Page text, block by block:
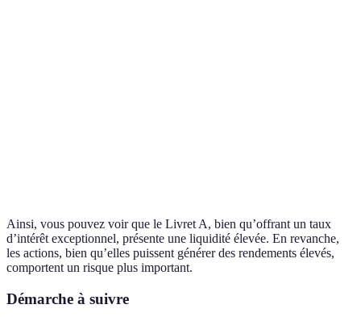
Ainsi, vous pouvez voir que le Livret A, bien qu’offrant un taux
d’intérêt exceptionnel, présente une liquidité élevée. En revanche,
les actions, bien qu’elles puissent générer des rendements élevés,
comportent un risque plus important.
Démarche à suivre